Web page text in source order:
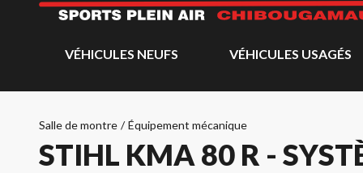
VÉHICULES NEUFS VÉHICULES USAGÉS
Salle de montre / Équipement mécanique
STIHL KMA 80 R -